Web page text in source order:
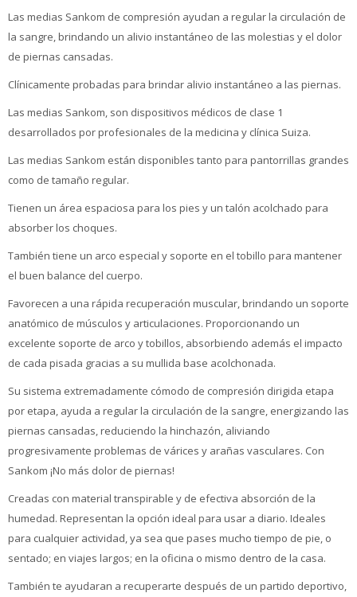
Las medias Sankom de compresión ayudan a regular la circulación de
la sangre, brindando un alivio instantáneo de las molestias y el dolor
de piernas cansadas.
Clínicamente probadas para brindar alivio instantáneo a las piernas.
Las medias Sankom, son dispositivos médicos de clase 1
desarrollados por profesionales de la medicina y clínica Suiza.
Las medias Sankom están disponibles tanto para pantorrillas grandes
como de tamaño regular.
Tienen un área espaciosa para los pies y un talón acolchado para
absorber los choques.
También tiene un arco especial y soporte en el tobillo para mantener
el buen balance del cuerpo.
Favorecen a una rápida recuperación muscular, brindando un soporte
anatómico de músculos y articulaciones. Proporcionando un
excelente soporte de arco y tobillos, absorbiendo además el impacto
de cada pisada gracias a su mullida base acolchonada.
Su sistema extremadamente cómodo de compresión dirigida etapa
por etapa, ayuda a regular la circulación de la sangre, energizando las
piernas cansadas, reduciendo la hinchazón, aliviando
progresivamente problemas de várices y arañas vasculares. Con
Sankom ¡No más dolor de piernas!
Creadas con material transpirable y de efectiva absorción de la
humedad. Representan la opción ideal para usar a diario. Ideales
para cualquier actividad, ya sea que pases mucho tiempo de pie, o
sentado; en viajes largos; en la oficina o mismo dentro de la casa.
También te ayudaran a recuperarte después de un partido deportivo,